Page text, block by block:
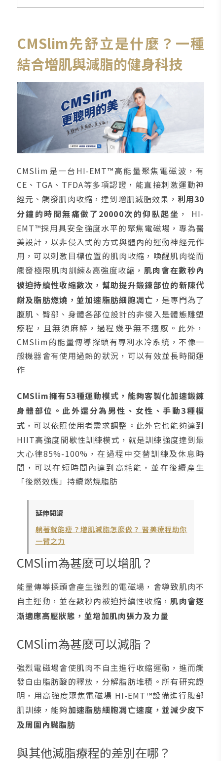
CMSlim先舒立是什麼？一種
結合增肌與減脂的健身科技
CMSlim是一台HI-EMT™高能量聚焦電磁波，有
CE、TGA、TFDA等多項認證，能直接刺激運動神
經元、觸發肌肉收縮，達到增肌減脂效果， 利用30
分鐘的時間無痛做了20000次的仰臥起坐 ， HI-
EMT™採用具安全強度水平的聚焦電磁場，專為醫
美設計，以非侵入式的方式與體內的運動神經元作
用，可以刺激目標位置的肌肉收縮，喚醒肌肉從而
觸發極限肌肉訓練&高強度收縮， 肌肉會在數秒內
被迫持續性收縮數次，幫助提升鍛鍊部位的新陳代
謝及脂肪燃燒，並加速脂肪細胞凋亡 ，是專門為了
腹肌、臀部、身體各部位設計的非侵入是體態雕塑
療程，且無須麻醉，過程幾乎無不適感。此外，
CMSlim的能量傳導探頭有專利水冷系統，不像一
般機器會有使用過熱的狀況，可以有效並長時間運
作
CMSlim擁有53種運動模式，能夠客製化加速鍛鍊
身體部位。此外還分為男性、女性、手動3種模
式 ，可以依照使用者需求調整。此外它也能夠達到
HIIT高強度間歇性訓練模式，就是訓練強度達到最
大心律85%-100%，在過程中交替訓練及休息時
間，可以在短時間內達到高耗能，並在後續產生
「後燃效應」持續燃燒脂肪
延伸閱讀
躺著就能瘦？增肌減脂怎麼做？ 醫美療程助你
一臂之力
CMSlim為甚麼可以增肌？
能量傳導探頭會產生強烈的電磁場，會導致肌肉不
自主運動，並在數秒內被迫持續性收縮，肌肉會逐
漸適應高壓狀態，並增加肌肉張力及力量
CMSlim為甚麼可以減脂？
強烈電磁場會使肌肉不自主進行收縮運動，進而觸
發自由脂肪酸的釋放，分解脂肪堆積。所有研究證
明，用高強度聚焦電磁場 HI-EMT™設備進行腹部
肌訓練，能夠加速脂肪細胞凋亡速度，並減少皮下
及周圍內臟脂肪
與其他減脂療程的差別在哪？